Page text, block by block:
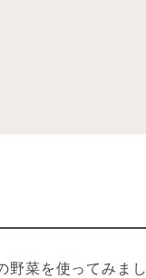
野菜を使ってみまし